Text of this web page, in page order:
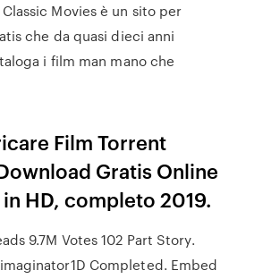
Movies è un sito per
che da quasi dieci anni
i film man mano che
Film Torrent
Gratis Online
HD, completo 2019.
9.7M Votes 102 Part Story.
Completed. Embed